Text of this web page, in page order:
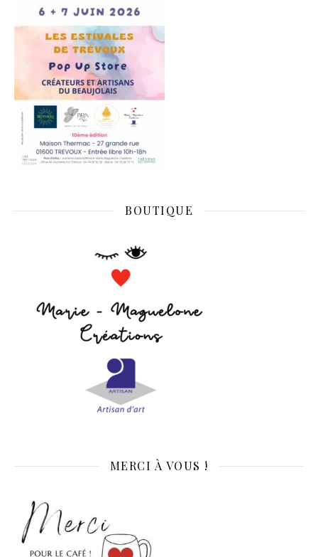
BOUTIQUE
MERCI À VOUS !